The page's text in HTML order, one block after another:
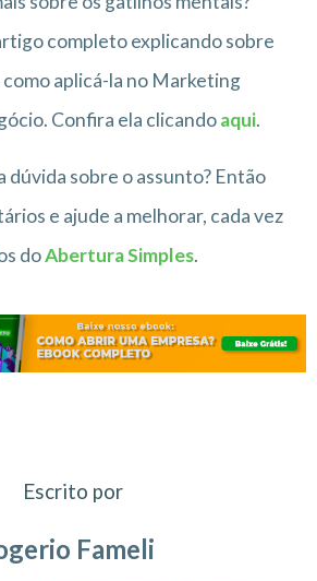
completo explicando sobre
aplicá-la no Marketing
Confira ela clicandoaqui.
dúvida sobre o assunto? Então
e ajude a melhorar, cada vez
doAbertura Simples.
Escrito por
Fameli